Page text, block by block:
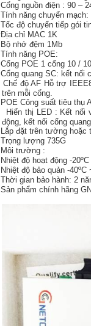
Cổng nguồn điện : 90 –
Tính năng chuyển mạch:
Tốc độ chuyển tiếp gói
Địa chỉ MAC 1K
Bộ nhớ đệm 1Mb
Tính năng POE:
Cổng POE 1 cổng 10 /
Cổng quang SC: kết nối
Chế độ AF Hỗ trợ
trên mỗi cổng.
POE Công suất tiêu thụ
Hiển thị LED : Kết nối
động, kết nối cổng
Lắp đặt trên tường hoặc
Trọng lượng 735G
Môi trường :
Nhiệt độ hoạt động -20ºC
Nhiệt độ bảo quản -40ºC
Thời gian bảo hành: 2
Sản phẩm chính hãng